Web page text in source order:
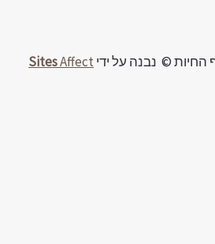
© נבנה על ידי SitesAffect